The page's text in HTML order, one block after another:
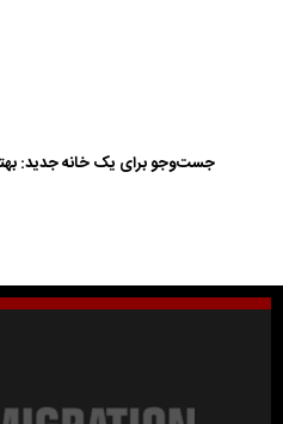
جست‌وجو برای یک خانه جدید: